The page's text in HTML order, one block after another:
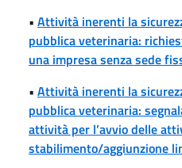
• Attività inerenti la
pubblica veterinaria:
una impresa senza sede
• Attività inerenti la
pubblica veterinaria:
attività per l’avvio delle
stabilimento/aggiunzione